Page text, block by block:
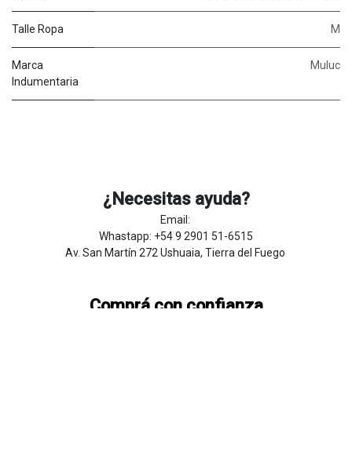
Talle Ropa M
Marca
Indumentaria
Muluc
¿Necesitas ayuda?
Email:
Whastapp: +54 9 2901 51-6515
Av. San Martín 272 Ushuaia, Tierra del Fuego
Comprá con confianza